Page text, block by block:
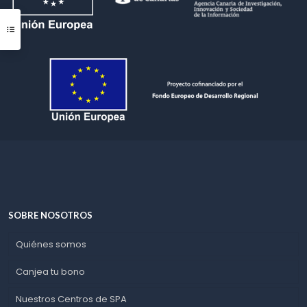
SOBRE NOSOTROS
Quiénes somos
Canjea tu bono
Nuestros Centros de SPA